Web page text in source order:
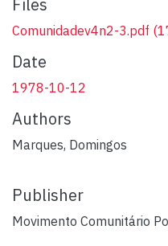
Files
Comunidadev4n2-3.pdf
Date
1978-10-12
Authors
Marques, Domingos
Publisher
Movimento Comunitário